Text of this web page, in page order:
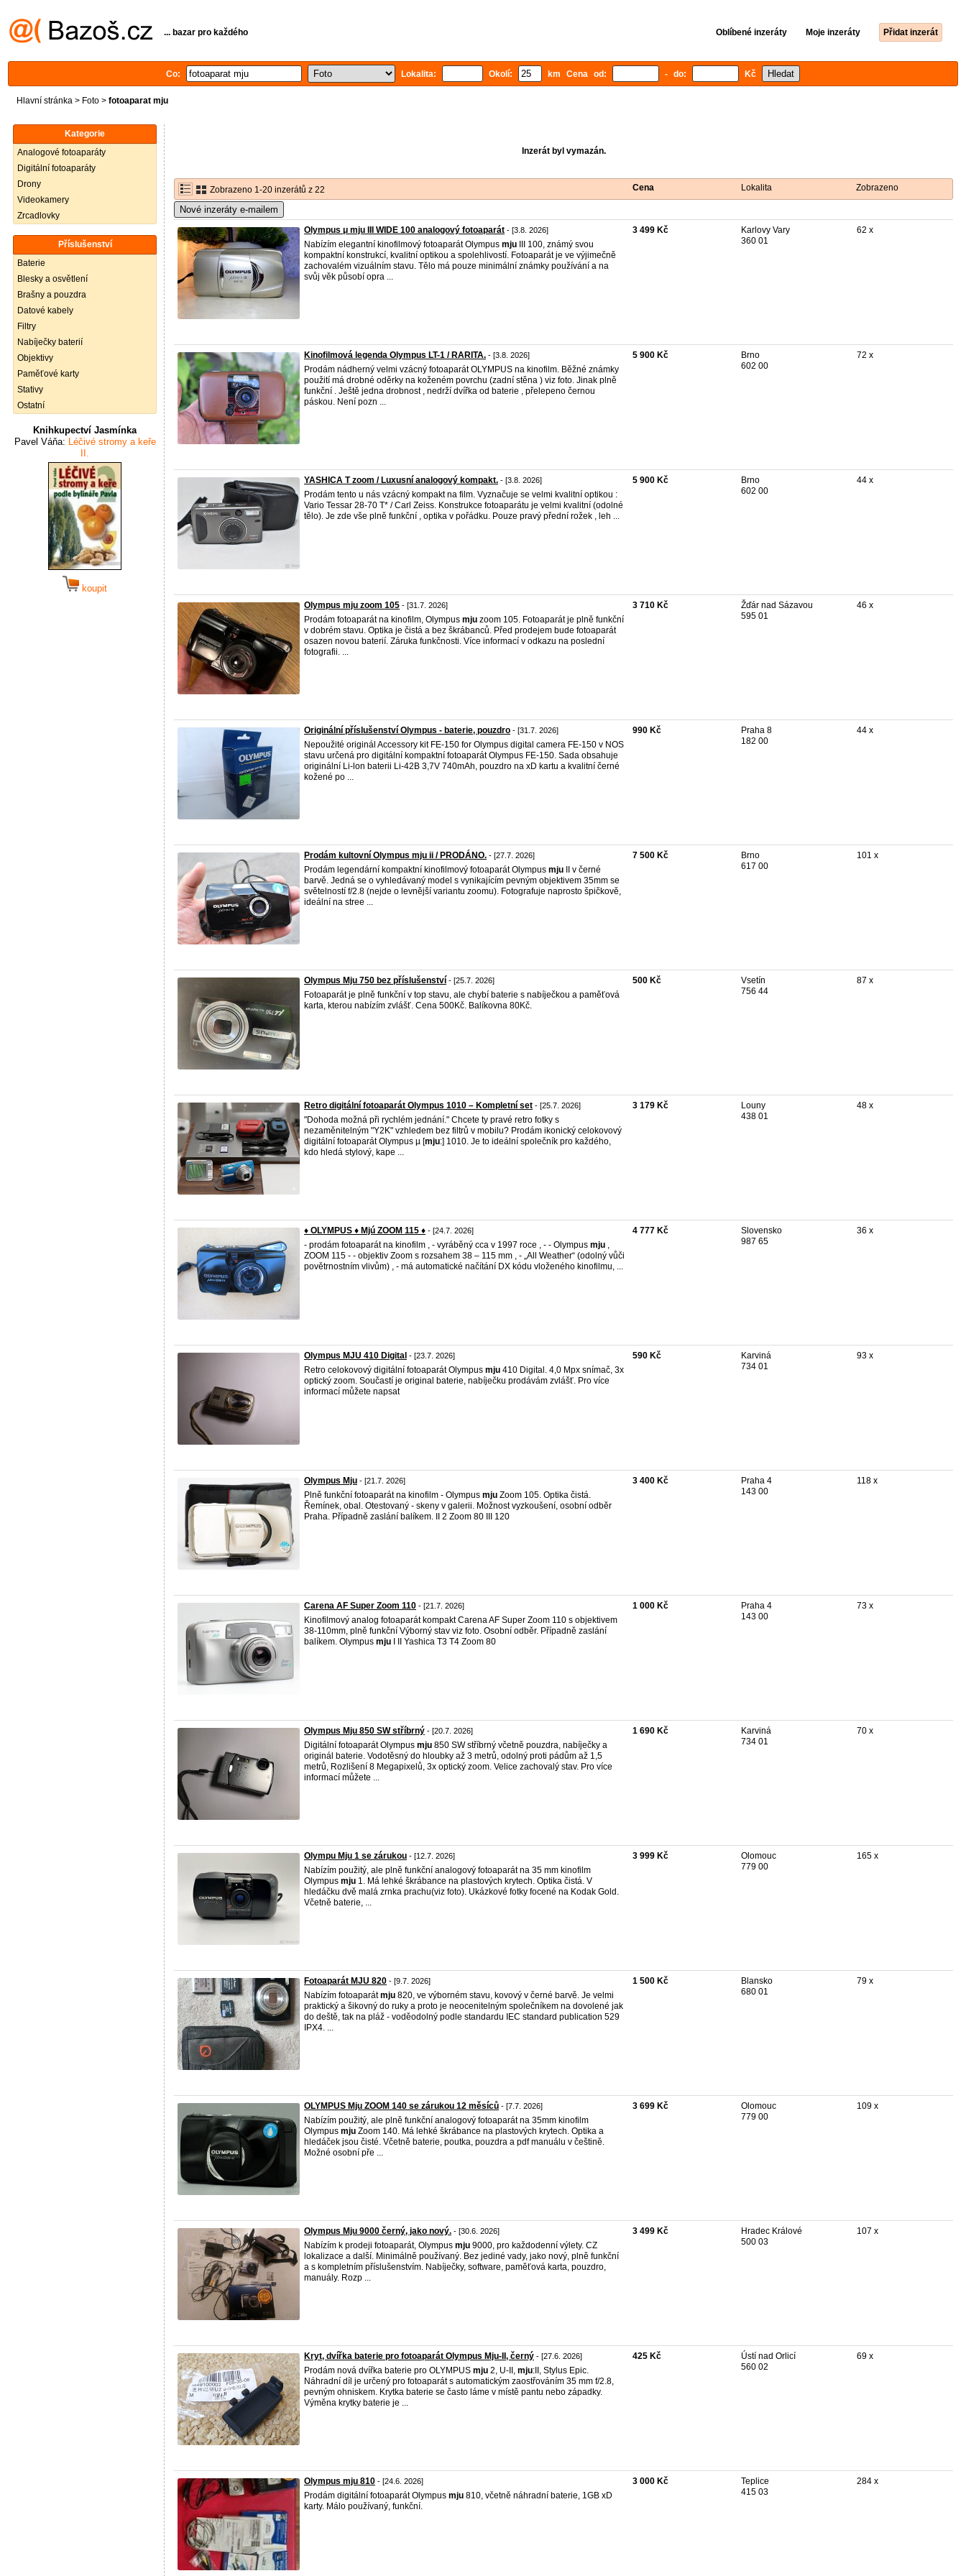
... bazar pro každého Oblíbené inzeráty Moje inzeráty Přidat inzerát
Co: Lokalita: Okolí: km Cena od: - do: Kč
Hlavní stránka > Foto > fotoaparat mju
Kategorie
Analogové fotoaparáty
Digitální fotoaparáty
Drony
Videokamery
Zrcadlovky
Příslušenství
Baterie
Blesky a osvětlení
Brašny a pouzdra
Datové kabely
Filtry
Nabíječky baterií
Objektivy
Paměťové karty
Stativy
Ostatní
Knihkupectví Jasmínka
Pavel Váňa: Léčivé stromy a keře
II.
koupit
Inzerát byl vymazán.
Zobrazeno 1-20 inzerátů z 22 Cena Lokalita Zobrazeno
Nové inzeráty e-mailem
Olympus μ mju III WIDE 100 analogový fotoaparát - [3.8. 2026]
Nabízím elegantní kinofilmový fotoaparát Olympus mju III 100, známý svou
kompaktní konstrukcí, kvalitní optikou a spolehlivostí. Fotoaparát je ve výjimečně
zachovalém vizuálním stavu. Tělo má pouze minimální známky používání a na
svůj věk působí opra ...
3 499 Kč
Karlovy Vary
360 01
62 x
Kinofilmová legenda Olympus LT-1 / RARITA. - [3.8. 2026]
Prodám nádherný velmi vzácný fotoaparát OLYMPUS na kinofilm. Běžné známky
použití má drobné oděrky na koženém povrchu (zadní stěna ) viz foto. Jinak plně
funkční . Ještě jedna drobnost , nedrží dvířka od baterie , přelepeno černou
páskou. Není pozn ...
5 900 Kč
Brno
602 00
72 x
YASHICA T zoom / Luxusní analogový kompakt. - [3.8. 2026]
Prodám tento u nás vzácný kompakt na film. Vyznačuje se velmi kvalitní optikou :
Vario Tessar 28-70 T* / Carl Zeiss. Konstrukce fotoaparátu je velmi kvalitní (odolné
tělo). Je zde vše plně funkční , optika v pořádku. Pouze pravý přední rožek , leh ...
5 900 Kč
Brno
602 00
44 x
Olympus mju zoom 105 - [31.7. 2026]
Prodám fotoaparát na kinofilm, Olympus mju zoom 105. Fotoaparát je plně funkční
v dobrém stavu. Optika je čistá a bez škrábanců. Před prodejem bude fotoaparát
osazen novou baterií. Záruka funkčnosti. Více informací v odkazu na poslední
fotografii. ...
3 710 Kč
Žďár nad Sázavou
595 01
46 x
Originální příslušenství Olympus - baterie, pouzdro - [31.7. 2026]
Nepoužité originál Accessory kit FE-150 for Olympus digital camera FE-150 v NOS
stavu určená pro digitální kompaktní fotoaparát Olympus FE-150. Sada obsahuje
originální Li-lon baterii Li-42B 3,7V 740mAh, pouzdro na xD kartu a kvalitní černé
kožené po ...
990 Kč
Praha 8
182 00
44 x
Prodám kultovní Olympus mju ii / PRODÁNO. - [27.7. 2026]
Prodám legendární kompaktní kinofilmový fotoaparát Olympus mju II v černé
barvě. Jedná se o vyhledávaný model s vynikajícím pevným objektivem 35mm se
světelností f/2.8 (nejde o levnější variantu zoomu). Fotografuje naprosto špičkově,
ideální na stree ...
7 500 Kč
Brno
617 00
101 x
Olympus Mju 750 bez příslušenství - [25.7. 2026]
Fotoaparát je plně funkční v top stavu, ale chybí baterie s nabíječkou a paměťová
karta, kterou nabízím zvlášť. Cena 500Kč. Balíkovna 80Kč.
500 Kč
Vsetín
756 44
87 x
Retro digitální fotoaparát Olympus 1010 – Kompletní set - [25.7. 2026]
"Dohoda možná při rychlém jednání." Chcete ty pravé retro fotky s
nezaměnitelným "Y2K" vzhledem bez filtrů v mobilu? Prodám ikonický celokovový
digitální fotoaparát Olympus µ [mju:] 1010. Je to ideální společník pro každého,
kdo hledá stylový, kape ...
3 179 Kč
Louny
438 01
48 x
♦️ OLYMPUS ♦️ Mjú ZOOM 115 ♦️ - [24.7. 2026]
- prodám fotoaparát na kinofilm , - vyráběný cca v 1997 roce , - - Olympus mju ,
ZOOM 115 - - objektiv Zoom s rozsahem 38 – 115 mm , - „All Weather“ (odolný vůči
povětrnostním vlivům) , - má automatické načítání DX kódu vloženého kinofilmu, ...
4 777 Kč
Slovensko
987 65
36 x
Olympus MJU 410 Digital - [23.7. 2026]
Retro celokovový digitální fotoaparát Olympus mju 410 Digital. 4,0 Mpx snímač, 3x
optický zoom. Součastí je original baterie, nabíječku prodávám zvlášť. Pro více
informací můžete napsat
590 Kč
Karviná
734 01
93 x
Olympus Mju - [21.7. 2026]
Plně funkční fotoaparát na kinofilm - Olympus mju Zoom 105. Optika čistá.
Řemínek, obal. Otestovaný - skeny v galerii. Možnost vyzkoušení, osobní odběr
Praha. Případně zaslání balíkem. II 2 Zoom 80 III 120
3 400 Kč
Praha 4
143 00
118 x
Carena AF Super Zoom 110 - [21.7. 2026]
Kinofilmový analog fotoaparát kompakt Carena AF Super Zoom 110 s objektivem
38-110mm, plně funkční Výborný stav viz foto. Osobní odběr. Případně zaslání
balíkem. Olympus mju I II Yashica T3 T4 Zoom 80
1 000 Kč
Praha 4
143 00
73 x
Olympus Mju 850 SW stříbrný - [20.7. 2026]
Digitální fotoaparát Olympus mju 850 SW stříbrný včetně pouzdra, nabíječky a
originál baterie. Vodotěsný do hloubky až 3 metrů, odolný proti pádům až 1,5
metrů, Rozlišení 8 Megapixelů, 3x optický zoom. Velice zachovalý stav. Pro více
informací můžete ...
1 690 Kč
Karviná
734 01
70 x
Olympu Mju 1 se zárukou - [12.7. 2026]
Nabízím použitý, ale plně funkční analogový fotoaparát na 35 mm kinofilm
Olympus mju 1. Má lehké škrábance na plastových krytech. Optika čistá. V
hledáčku dvě malá zrnka prachu(viz foto). Ukázkové fotky focené na Kodak Gold.
Včetně baterie, ...
3 999 Kč
Olomouc
779 00
165 x
Fotoaparát MJU 820 - [9.7. 2026]
Nabízím fotoaparátmju 820, ve výborném stavu, kovový v černé barvě. Je velmi
praktický a šikovný do ruky a proto je neocenitelným společníkem na dovolené jak
do deště, tak na pláž - voděodolný podle standardu IEC standard publication 529
IPX4. ...
1 500 Kč
Blansko
680 01
79 x
OLYMPUS Mju ZOOM 140 se zárukou 12 měsíců - [7.7. 2026]
Nabízím použitý, ale plně funkční analogový fotoaparát na 35mm kinofilm
Olympus mju Zoom 140. Má lehké škrábance na plastových krytech. Optika a
hledáček jsou čisté. Včetně baterie, poutka, pouzdra a pdf manuálu v češtině.
Možné osobní pře ...
3 699 Kč
Olomouc
779 00
109 x
Olympus Mju 9000 černý, jako nový. - [30.6. 2026]
Nabízím k prodeji fotoaparát, Olympus mju 9000, pro každodenní výlety. CZ
lokalizace a další. Minimálně používaný. Bez jediné vady, jako nový, plně funkční
a s kompletním příslušenstvím. Nabíječky, software, paměťová karta, pouzdro,
manuály. Rozp ...
3 499 Kč
Hradec Králové
500 03
107 x
Kryt, dvířka baterie pro fotoaparát Olympus Mju-II, černý - [27.6. 2026]
Prodám nová dvířka baterie pro OLYMPUS mju 2, U-II, mju:II, Stylus Epic.
Náhradní díl je určený pro fotoaparát s automatickým zaostřováním 35 mm f/2.8,
pevným ohniskem. Krytka baterie se často láme v místě pantu nebo západky.
Výměna krytky baterie je ...
425 Kč
Ústí nad Orlicí
560 02
69 x
Olympus mju 810 - [24.6. 2026]
Prodám digitální fotoaparát Olympus mju 810, včetně náhradní baterie, 1GB xD
karty. Málo používaný, funkční.
3 000 Kč
Teplice
415 03
284 x